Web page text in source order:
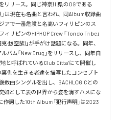
リリース。同じ神奈川県のOGである
」は現在も名曲と言われ、同Album収録曲
アで一番危険と名高いフィリピンのス
ィリピンのHIPHOP Crew 「Tondo Tribe」
也(空族)」が手がけ話題になる。同年、
バム「New Drug」をリリースし、同年自
と呼ばれているClub Citta’にて開催し
側を生きる者達を描写したコンセプト
数曲シングルを出し、BACHLOGICとの
如として表の世界から姿を消すハメにな
詞した10th Album「犯行声明」は2023